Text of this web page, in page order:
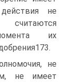
не
их
не
не имеет